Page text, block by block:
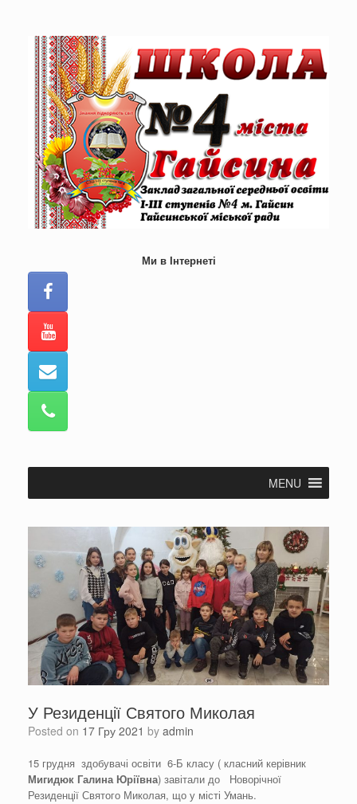
Ми в Інтернеті
MENU
У Резиденції Святого Миколая
Posted on 17 Гру 2021 by admin
15 грудня здобувачі освіти 6-Б класу ( класний керівник
Мигидюк Галина Юріївна) завітали до Новорічної
Резиденції Святого Миколая, що у місті Умань.